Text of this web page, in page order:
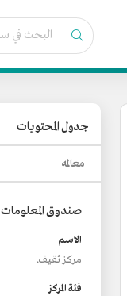
جدول المحتويات
معالمه
صندوق المعلومات
الاسم
مركز ثقيف.
فئة المركز